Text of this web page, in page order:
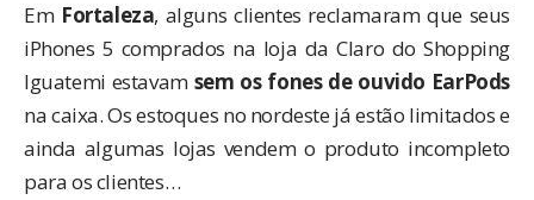
Em Fortaleza, alguns clientes reclamaram que seus
iPhones 5 comprados na loja da Claro do Shopping
Iguatemi estavam sem os fones de ouvido EarPods
na caixa. Os estoques no nordeste já estão limitados e
ainda algumas lojas vendem o produto incompleto
para os clientes…